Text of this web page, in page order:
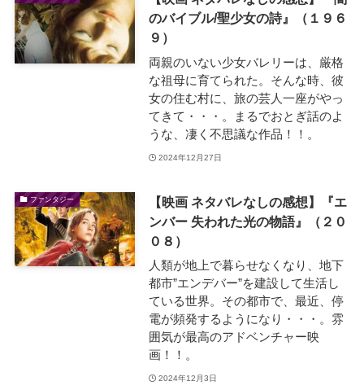
のバイブル/聖少女の詩』（１９６
９）
両親のいない少女バレリーは、厳格
な祖母に育てられた。そんな時、彼
女の住む村に、旅の芸人一座がやっ
てきて・・・。まるでおとぎ話のよ
うな、凄く不思議な作品！！。
2024年12月27日
ファンタジー
【映画 ネタバレなしの感想】『エ
ンバー 失われた光の物語』（２０
０８）
人類が地上で暮らせなくなり、地下
都市”エンデバー”を建設して生活し
ている世界。その都市で、最近、停
電が頻発するようになり・・・。雰
囲気が最高のアドベンチャー映
画！！。
2024年12月3日